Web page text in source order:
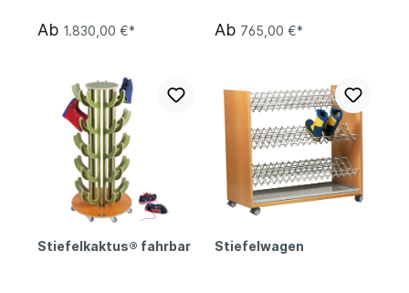
Ab 1.830,00 €* Ab 765,00 €*
Stiefelkaktus® fahrbar Stiefelwagen